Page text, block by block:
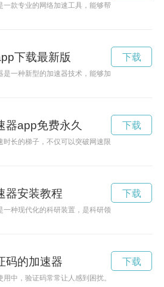
一款专业的网络加速工具，能够帮助用户快速稳
下载最新版
是一种新型的加速器技术，能够加速粒子运动至
下载
器app免费永久
时长的梯子，不仅可以突破网速限制，还能够保
下载
器安装教程
一种现代化的科研装置，是科研领域的重要工具
下载
码的加速器
用中，验证码常常让人感到困扰。那么有哪些不
下载